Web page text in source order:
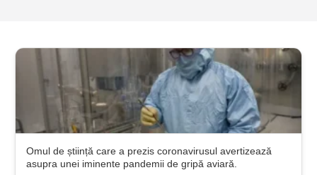
Omul de știință care a prezis coronavirusul avertizează
asupra unei iminente pandemii de gripă aviară.